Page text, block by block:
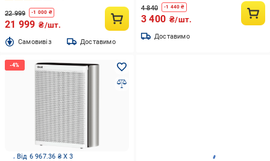
22 999 -1 000 ₴
21 999 ₴/шт.
Cамовивіз Доставимо
4 840 -1 440 ₴
3 400 ₴/шт.
Доставимо
Від 6 967.36 ₴ X 3